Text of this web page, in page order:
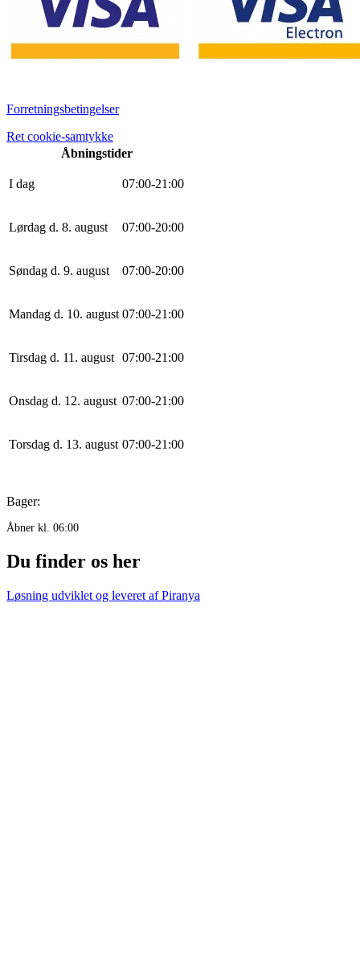
Forretningsbetingelser
Ret cookie-samtykke
Åbningstider
I dag 07:00-21 :00
Lørdag d. 8. august 07:00-20:00
Søndag d. 9. august 07:00-20:00
Mandag d. 10. august 07:00-21 :00
Tirsdag d. 11. august 07:00-21 :00
Onsdag d. 12. august 07:00-21 :00
Torsdag d. 13. august 07:00-21 :00
Bager:
Åbner kl. 06:00
Du finder os her
Løsning udviklet og leveret afPiranya